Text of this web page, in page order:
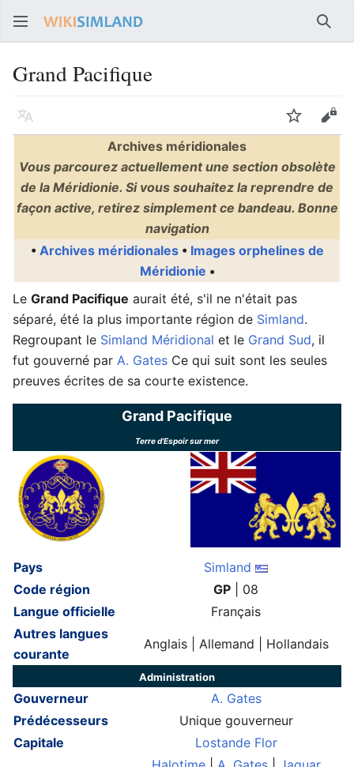
Grand Pacifique
Langue Suivre
Archives méridionales
Vous parcourez actuellement une section obsolète
de la Méridionie. Si vous souhaitez la reprendre de
façon active, retirez simplement ce bandeau. Bonne
navigation
• Archives méridionales• Images orphelines de
Méridionie •
Le Grand Pacifique aurait été, s'il ne n'était pas
séparé, été la plus importante région de Simland.
Regroupant le Simland Méridional et le Grand Sud, il
fut gouverné par A. Gates Ce qui suit sont les seules
preuves écrites de sa courte existence.
Grand Pacifique
Terre d'Espoir sur mer
Pays
Simland
Code région
GP | 08
Langue officielle
Français
Autres langues
courante
Anglais | Allemand | Hollandais
Administration
Gouverneur
A. Gates
Prédécesseurs
Unique gouverneur
Capitale
Lostande Flor